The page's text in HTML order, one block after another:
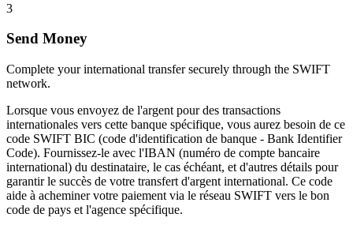
3
Send Money
Complete your international transfer securely through the SWIFT
network.
Lorsque vous envoyez de l'argent pour des transactions
internationales vers cette banque spécifique, vous aurez besoin de ce
code SWIFT BIC (code d'identification de banque - Bank Identifier
Code). Fournissez-le avec l'IBAN (numéro de compte bancaire
international) du destinataire, le cas échéant, et d'autres détails pour
garantir le succès de votre transfert d'argent international. Ce code
aide à acheminer votre paiement via le réseau SWIFT vers le bon
code de pays et l'agence spécifique.